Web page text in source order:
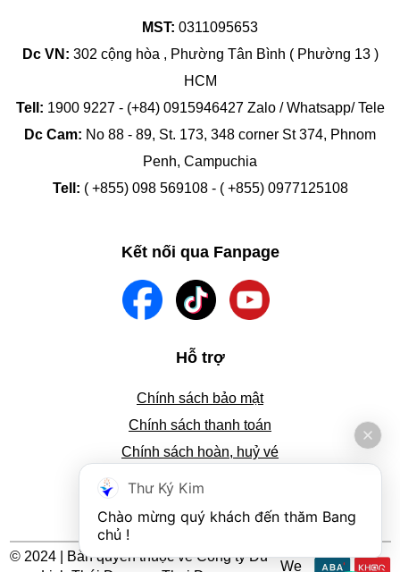
MST: 0311095653
Dc VN: 302 cộng hòa , Phường Tân Bình ( Phường 13 )
HCM
Tell: 1900 9227 - (+84) 0915946427 Zalo / Whatsapp/ Tele
Dc Cam: No 88 - 89, St. 173, 348 corner St 374, Phnom
Penh, Campuchia
Tell: ( +855) 098 569108 - ( +855) 0977125108
Kết nối qua Fanpage
Hỗ trợ
Chính sách bảo mật
Chính sách thanh toán
Chính sách hoàn, huỷ vé
Tra cứu thông tin đặt vé
© 2024 | Bản quyền thuộc về Công ty Du
We
Thư Ký Kim
Chào mừng quý khách đến thăm Bang
chủ !